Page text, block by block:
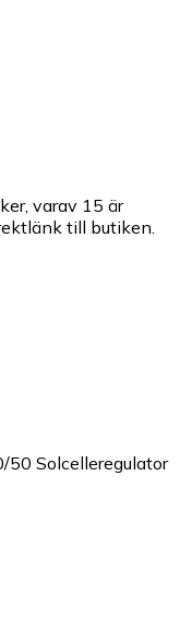
varav 15 är
till butiken.
50 Solcelleregulator